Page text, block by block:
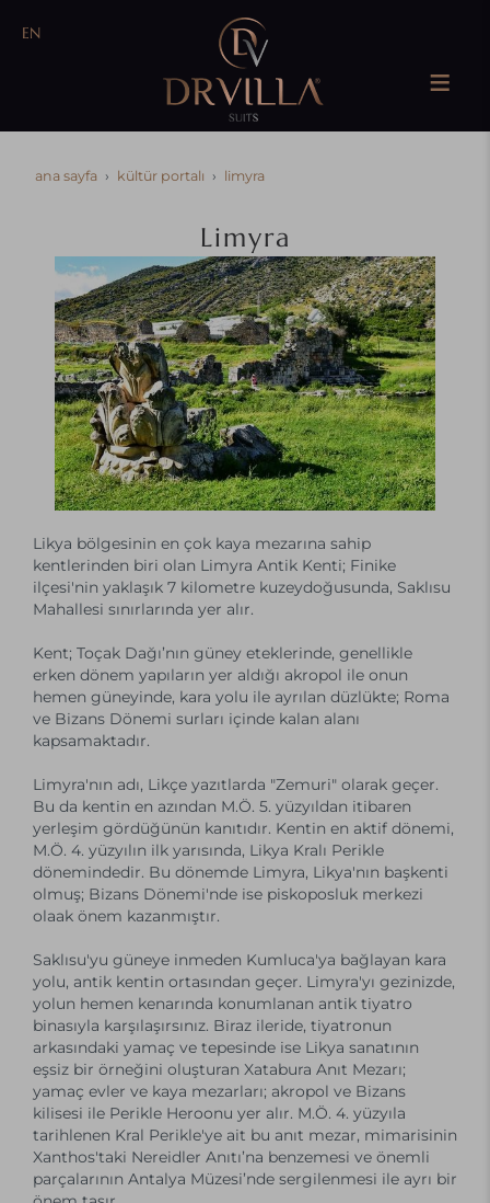
EN
ana sayfa kültür portali limyra
Limyra
Likya bölgesinin en çok kaya mezarına sahip
kentlerinden biri olan Limyra Antik Kenti; Finike
ilçesi'nin yaklaşık 7 kilometre kuzeydoğusunda, Saklısu
Mahallesi sınırlarında yer alır.
Kent; Toçak Dağı’nın güney eteklerinde, genellikle
erken dönem yapıların yer aldığı akropol ile onun
hemen güneyinde, kara yolu ile ayrılan düzlükte; Roma
ve Bizans Dönemi surları içinde kalan alanı
kapsamaktadır.
Limyra'nın adı, Likçe yazıtlarda "Zemuri" olarak geçer.
Bu da kentin en azından M.Ö. 5. yüzyıldan itibaren
yerleşim gördüğünün kanıtıdır. Kentin en aktif dönemi,
M.Ö. 4. yüzyılın ilk yarısında, Likya Kralı Perikle
dönemindedir. Bu dönemde Limyra, Likya'nın başkenti
olmuş; Bizans Dönemi'nde ise piskoposluk merkezi
olaak önem kazanmıştır.
Saklısu'yu güneye inmeden Kumluca'ya bağlayan kara
yolu, antik kentin ortasından geçer. Limyra'yı gezinizde,
yolun hemen kenarında konumlanan antik tiyatro
binasıyla karşılaşırsınız. Biraz ileride, tiyatronun
arkasındaki yamaç ve tepesinde ise Likya sanatının
eşsiz bir örneğini oluşturan Xatabura Anıt Mezarı;
yamaç evler ve kaya mezarları; akropol ve Bizans
kilisesi ile Perikle Heroonu yer alır. M.Ö. 4. yüzyıla
tarihlenen Kral Perikle'ye ait bu anıt mezar, mimarisinin
Xanthos'taki Nereidler Anıtı’na benzemesi ve önemli
parçalarının Antalya Müzesi’nde sergilenmesi ile ayrı bir